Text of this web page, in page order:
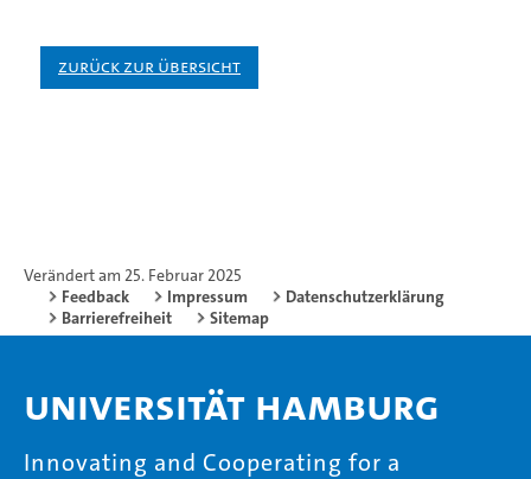
Zurück zur Übersicht
Verändert am 25. Februar 2025
Feedback
Impressum
Datenschutzerklärung
Barrierefreiheit
Sitemap
Universität Hamburg
Innovating and Cooperating for a